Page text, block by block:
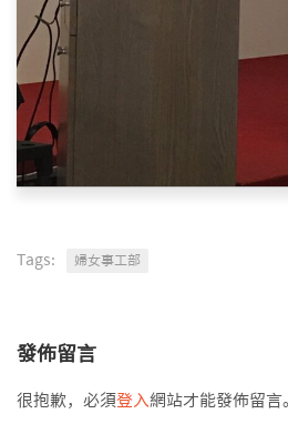
Tags: 婦女事工部
發佈留言
很抱歉，必須登入網站才能發佈留言。